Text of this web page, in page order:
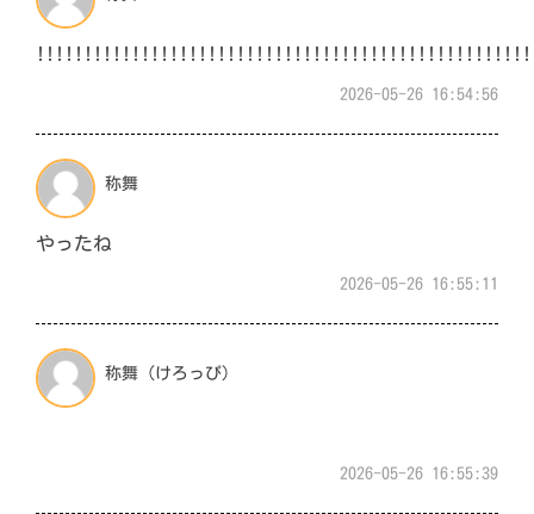
2026-05-26 16:54:56
称舞
やったね
2026-05-26 16:55:11
称舞（けろっぴ）
2026-05-26 16:55:39